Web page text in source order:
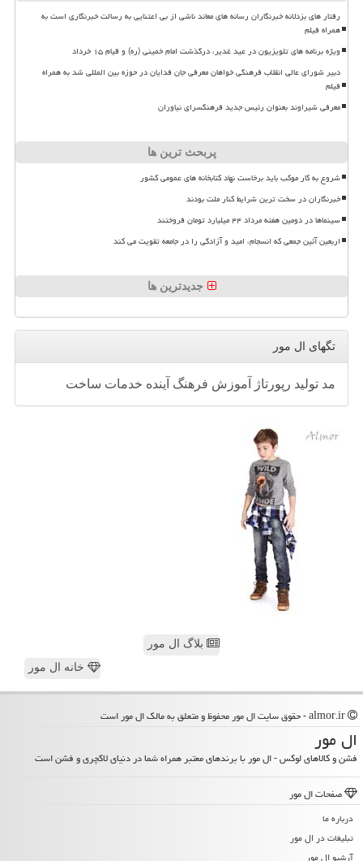
رفتار های بزدلانه خبرنگاران رسانه های معاند ناشی از بی اعتنایی به رسالت خبرنگاری است به
همراه فیلم
ویژه برنامه های تلویزیون در عید غدیر، درگذشت امام خمینی (ره) و قیام ۱۵ خرداد
دبیر شورای عالی انقلاب فرهنگی خواهان معرفی جان فدایان در حوزه بین المللی شد به همراه
فیلم
معرفی شیراوند بعنوان رئیس جدید فرهنگسرای نیاوران
پربحث ترین ها
شروع به کار موکب باید برخاست نهاد کتابخانه های عمومی کشور
خبرنگاران در سخت ترین شرایط کنار ملت بودند
سینماها در دومین هفته مرداد ۴۴ میلیارد تومان فروختند
اربعین آئین جمعی که انسجام، امید و آزادگی را در جامعه تقویت می کند
جدیدترین ها
تگهای ال مور
مد تولید رپورتاژ آموزش فرهنگ آینده خدمات ساخت
بلاگ ال مور
خانه ال مور
ال مور
فشن و کالاهای لوکس - ال مور با برندهای معتبر همراه شما در دنیای لاکچری و فشن است
صفحات ال مور
درباره ما
تبلیغات در ال مور
آرشیو ال مور